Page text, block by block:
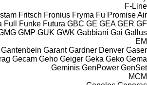
F-Line
Fritsch Fronius Fryma Fu Promise Air
Full Funke Futura GBC GE GEA GER GF
GMP GUK GWK Gabbiani Gai Gallus
EM
Gantenbein Garant Gardner Denver Gaser
Gecam Geho Geiger Geka Geko Gema
Geminis GenPower GenSet
MCM